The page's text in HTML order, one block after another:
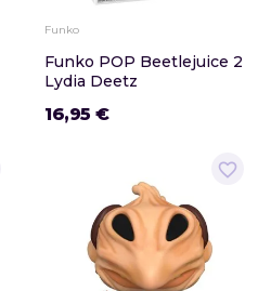
Funko
Funko POP Beetlejuice 2
Lydia Deetz
16,95 €
favorite_border